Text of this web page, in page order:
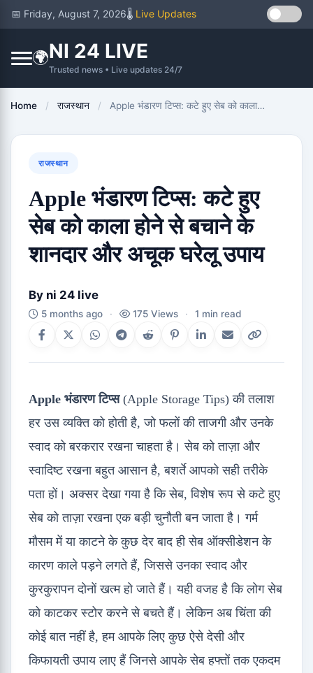
📅 Friday, August 7, 2026🌡️ Live Updates
🌍NI 24 LIVE
Trusted news • Live updates 24/7
Home / राजस्थान / Apple भंडारण टिप्स: कटे हुए सेब को काला…
राजस्थान
Apple भंडारण टिप्स: कटे हुए
सेब को काला होने से बचाने के
शानदार और अचूक घरेलू उपाय
By ni 24 live
5 months ago · 175 Views · 1 min read
Apple भंडारण टिप्स(Apple Storage Tips) की तलाश
हर उस व्यक्ति को होती है, जो फलों की ताजगी और उनके
स्वाद को बरकरार रखना चाहता है। सेब को ताज़ा और
स्वादिष्ट रखना बहुत आसान है, बशर्ते आपको सही तरीके
पता हों। अक्सर देखा गया है कि सेब, विशेष रूप से कटे हुए
सेब को ताज़ा रखना एक बड़ी चुनौती बन जाता है। गर्म
मौसम में या काटने के कुछ देर बाद ही सेब ऑक्सीडेशन के
कारण काले पड़ने लगते हैं, जिससे उनका स्वाद और
कुरकुरापन दोनों खत्म हो जाते हैं। यही वजह है कि लोग सेब
को काटकर स्टोर करने से बचते हैं। लेकिन अब चिंता की
कोई बात नहीं है, हम आपके लिए कुछ ऐसे देसी और
किफायती उपाय लाए हैं जिनसे आपके सेब हफ्तों तक एकदम